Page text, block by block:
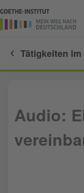
Tätigkeiten
Audio: